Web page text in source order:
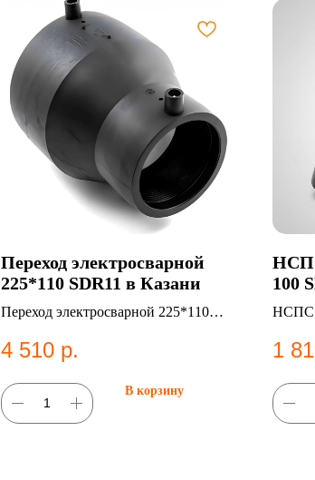
Переход электросварной
225*110 SDR11 в Казани
Переход электросварной 225*110
водоснабжения.
4 510 р.
В корзину
100
НСПС
1